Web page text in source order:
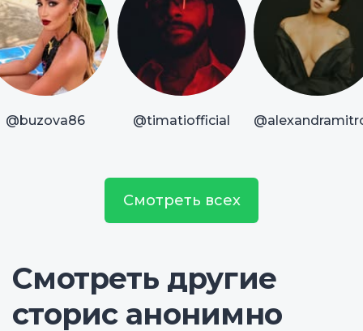
@buzova86 @timatiofficial
Смотреть всех
Смотреть другие
сторис анонимно